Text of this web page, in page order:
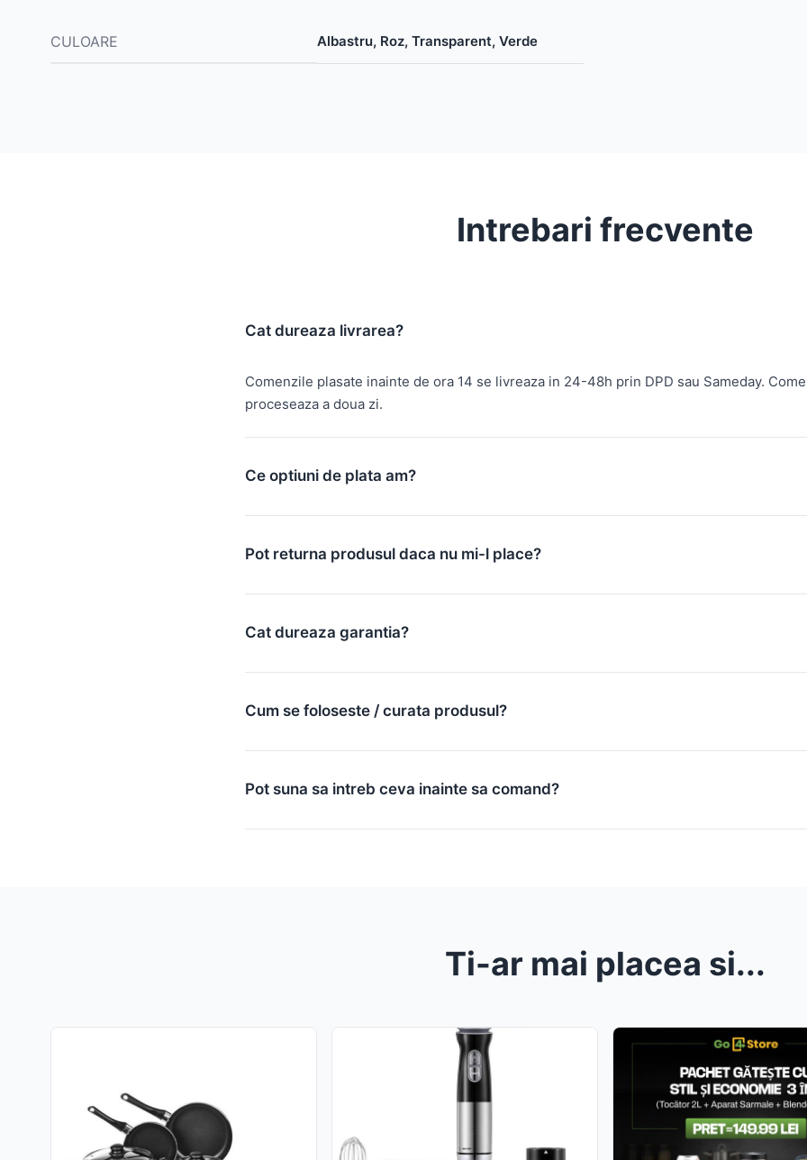
CULOARE Albastru, Roz, Transparent, Verde
Intrebari frecvente
Cat dureaza livrarea?
Comenzile plasate inainte de ora 14 se livreaza in 24-48h prin DPD sau Sameday.
proceseaza a doua zi.
Ce optiuni de plata am?
Pot returna produsul daca nu mi-l place?
Cat dureaza garantia?
Cum se foloseste / curata produsul?
Pot suna sa intreb ceva inainte sa comand?
Ti-ar mai placea si...